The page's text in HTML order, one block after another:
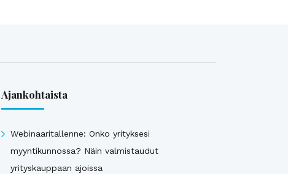
Ajankohtaista
Webinaaritallenne: Onko yrityksesi
myyntikunnossa? Näin valmistaudut
yrityskauppaan ajoissa